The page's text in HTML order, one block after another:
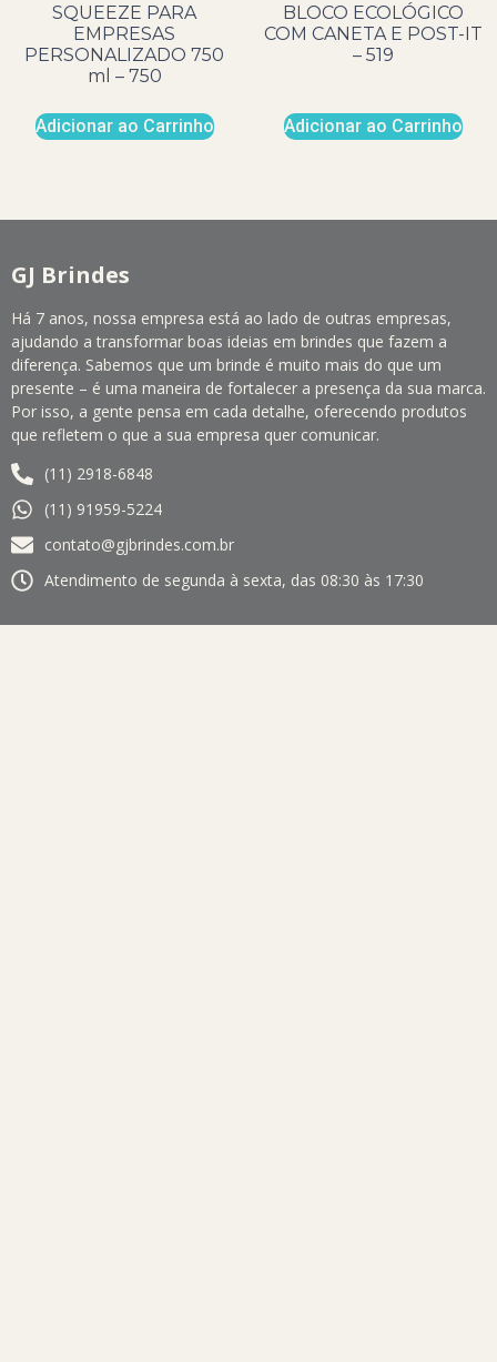
SQUEEZE PARA
EMPRESAS
PERSONALIZADO 750
ml – 750
Adicionar ao Carrinho
BLOCO ECOLÓGICO
COM CANETA E POST-IT
– 519
Adicionar ao Carrinho
GJ Brindes
Há 7 anos, nossa empresa está ao lado de outras empresas,
ajudando a transformar boas ideias em brindes que fazem a
diferença. Sabemos que um brinde é muito mais do que um
presente – é uma maneira de fortalecer a presença da sua marca.
Por isso, a gente pensa em cada detalhe, oferecendo produtos
que refletem o que a sua empresa quer comunicar.
(11) 2918-6848
(11) 91959-5224
contato@gjbrindes.com.br
Atendimento de segunda à sexta, das 08:30 às 17:30